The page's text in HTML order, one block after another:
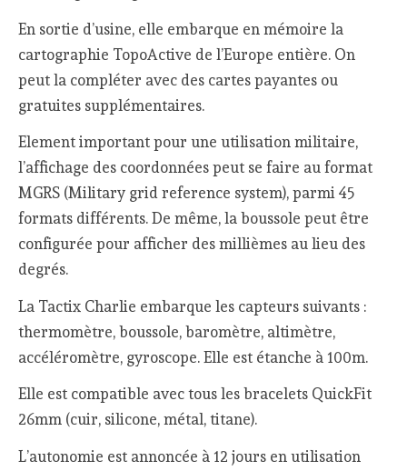
En sortie d’usine, elle embarque en mémoire la
cartographie TopoActive de l’Europe entière. On
peut la compléter avec des cartes payantes ou
gratuites supplémentaires.
Element important pour une utilisation militaire,
l’affichage des coordonnées peut se faire au format
MGRS (Military grid reference system), parmi 45
formats différents. De même, la boussole peut être
configurée pour afficher des millièmes au lieu des
degrés.
La Tactix Charlie embarque les capteurs suivants :
thermomètre, boussole, baromètre, altimètre,
accéléromètre, gyroscope. Elle est étanche à 100m.
Elle est compatible avec tous les bracelets QuickFit
26mm (cuir, silicone, métal, titane).
L’autonomie est annoncée à 12 jours en utilisation